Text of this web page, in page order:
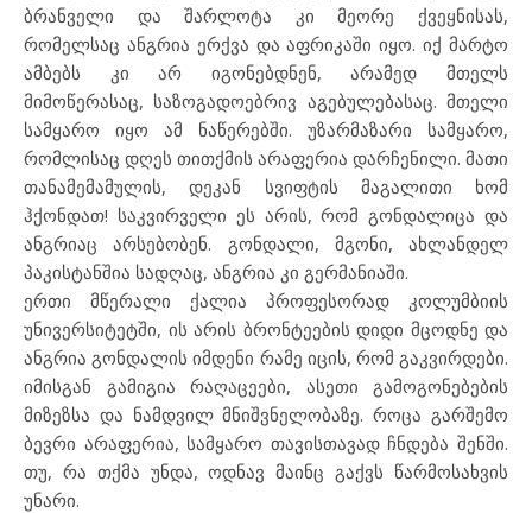
ბრანველი და შარლოტა კი მეორე ქვეყნისას,
რომელსაც ანგრია ერქვა და აფრიკაში იყო. იქ მარტო
ამბებს კი არ იგონებდნენ, არამედ მთელს
მიმოწერასაც, საზოგადოებრივ აგებულებასაც. მთელი
სამყარო იყო ამ ნაწერებში. უზარმაზარი სამყარო,
რომლისაც დღეს თითქმის არაფერია დარჩენილი. მათი
თანამემამულის, დეკან სვიფტის მაგალითი ხომ
ჰქონდათ! საკვირველი ეს არის, რომ გონდალიცა და
ანგრიაც არსებობენ. გონდალი, მგონი, ახლანდელ
პაკისტანშია სადღაც, ანგრია კი გერმანიაში.
ერთი მწერალი ქალია პროფესორად კოლუმბიის
უნივერსიტეტში, ის არის ბრონტეების დიდი მცოდნე და
ანგრია გონდალის იმდენი რამე იცის, რომ გაკვირდები.
იმისგან გამიგია რაღაცეები, ასეთი გამოგონებების
მიზეზსა და ნამდვილ მნიშვნელობაზე. როცა გარშემო
ბევრი არაფერია, სამყარო თავისთავად ჩნდება შენში.
თუ, რა თქმა უნდა, ოდნავ მაინც გაქვს წარმოსახვის
უნარი.